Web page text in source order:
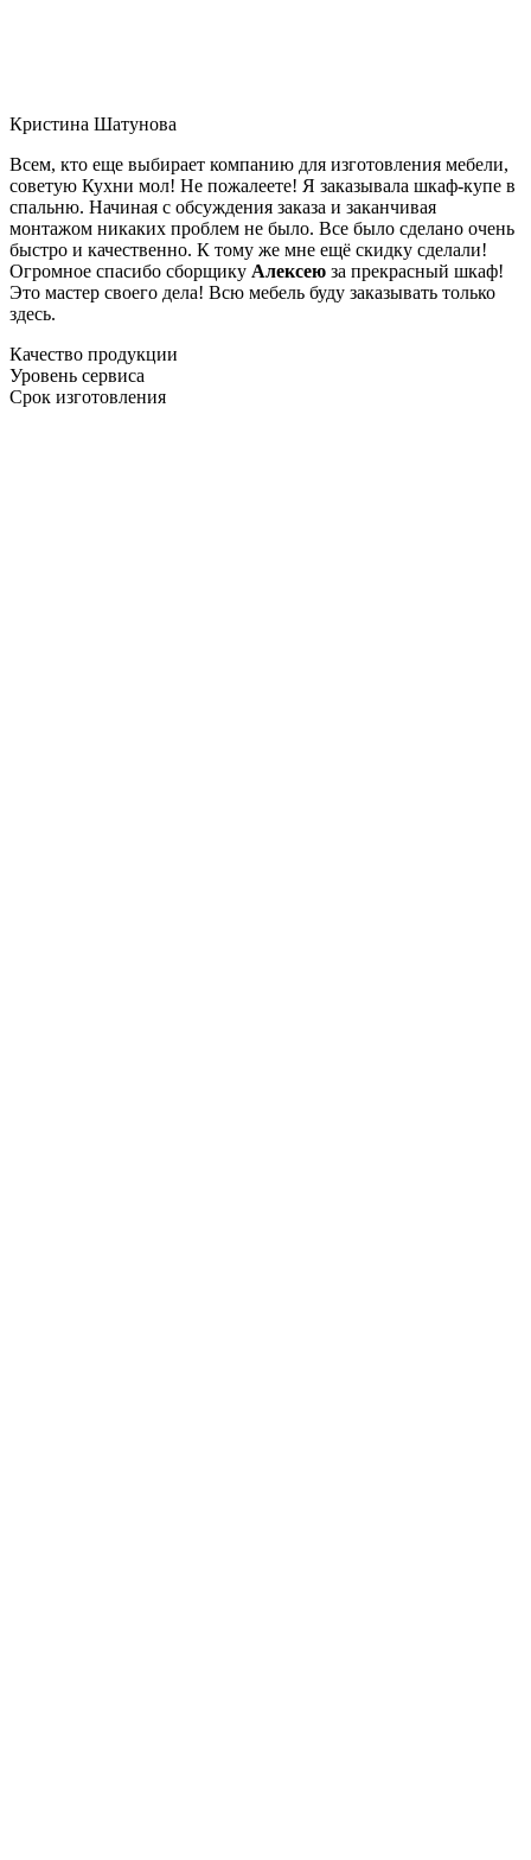
Кристина Шатунова
Всем, кто еще выбирает компанию для изготовления мебели,
советую Кухни мол! Не пожалеете! Я заказывала шкаф-купе в
спальню. Начиная с обсуждения заказа и заканчивая
монтажом никаких проблем не было. Все было сделано очень
быстро и качественно. К тому же мне ещё скидку сделали!
Огромное спасибо сборщику Алексею за прекрасный шкаф!
Это мастер своего дела! Всю мебель буду заказывать только
здесь.
Качество продукции
Уровень сервиса
Срок изготовления